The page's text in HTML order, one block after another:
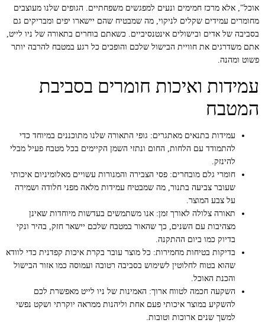
אוכל", אלא מרכז חמימים ונעים למפגשים משפחתיים. הגופים שלנו מעוצבים
מחומרים עמידים שקלים לניקוי, מה שמבטיח שהם יישארו יפים ומבריקים גם
בסביבה של אדים ובישולים אינטנסיביים. כשאתם בוחרים בתאורה של ניו לייט,
אתם משדרגים את חוויית הבישול שלכם והופכים כל רגע במטבח להרבה יותר
פשוט ומהנה.
עמידות ואיכות חומרים בסביבת
המטבח
עמידות בתנאים מאתגרים: גופי התאורה שלנו מתוכננים במיוחד כדי
להתמודד עם הלחות, החום ונתזי השמן הקיימים בכל מטבח פעיל מבלי
להינזק.
חומרי גלם מובחרים: פסי הצבירה והמנורות עשויים מאלומיניום איכותי
שעובר צביעה בתנור, מה שמבטיח עמידות מלאה מפני חלודה ושמירה
על צבע המוצר.
תאורה צלולה לאורך זמן: אנו משתמשים בעדשות מיוחדות שאינן
מצהיבות עם השנים, כך שהאור במטבח שלכם יישאר חזק, בהיר ונקי
בדיוק כמו ביום ההתקנה.
בדיקות בטיחות מחמירות: כל מוצר עובר בקרת איכות קפדנית כדי לוודא
שהוא בטוח לחלוטין לשימוש בסביבה רטובה ועמוסה כמו אזור הבישול
והכנת האוכל.
השקעה חכמה לטווח ארוך: האמינות של ניו לייט מאפשרת לכם
להשקיע במוצר איכותי פעם אחת וליהנות ממראה יוקרתי ושקט נפשי
למשך שנים ארוכות וטובות.